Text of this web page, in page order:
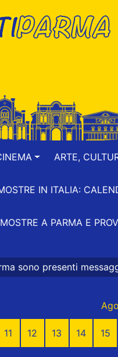
ARTE,
IN ITALIA:
MOSTRE A PARMA E
e commerciali
11 12 13 14 15